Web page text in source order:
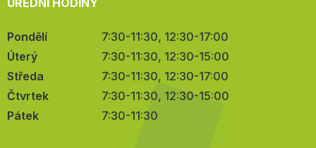
ÚŘEDNÍ HODINY
Pondělí
7:30-11:30, 12:30-17:00
Úterý
7:30-11:30, 12:30-15:00
Středa
7:30-11:30, 12:30-17:00
Čtvrtek
7:30-11:30, 12:30-15:00
Pátek
7:30-11:30